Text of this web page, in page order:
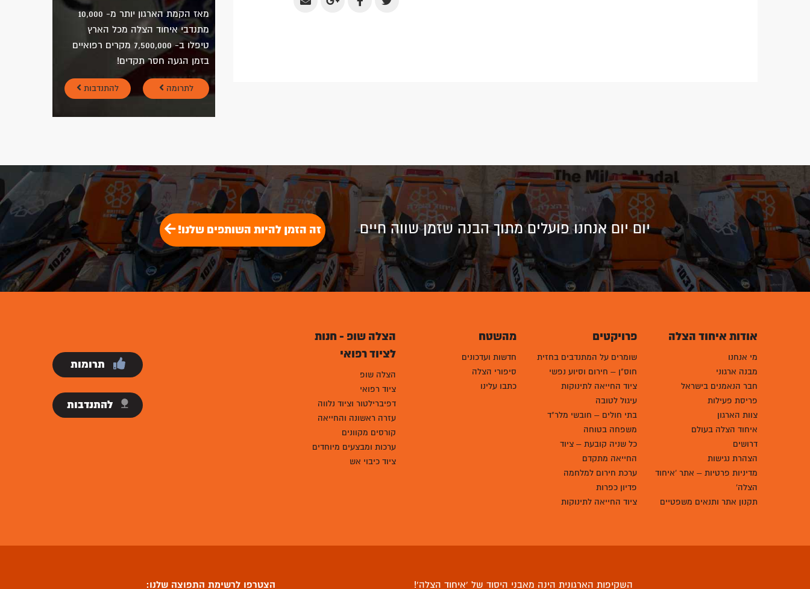
Share
Share
Share
Share
מאז הקמת הארגון יותר מ- 10,000
מתנדבי איחוד הצלה מכל הארץ
טיפלו ב- 7,500,000 מקרים רפואיים
בזמן הגעה חסר תקדים!
לתרומה להתנדבות
יום יום אנחנו פועלים מתוך הבנה שזמן שווה חיים זה הזמן להיות השותפים שלנו!
אודות איחוד הצלה
מי אנחנו
מבנה ארגוני
חבר הנאמנים בישראל
פריסת פעילות
צוות הארגון
איחוד הצלה בעולם
דרושים
הצהרת נגישות
מדיניות פרטיות – אתר 'איחוד
הצלה'
תקנון אתר ותנאים משפטיים
פרויקטים
שומרים על המתנדבים בחזית
חוס"ן – חירום וסיוע נפשי
ציוד החייאה לתינוקות
עיגול לטובה
בתי חולים – חובשי מלר"ד
משפחה בטוחה
כל שניה קובעת – ציוד
החייאה מתקדם
ערכת חירום למלחמה
פדיון כפרות
ציוד החייאה לתינוקות
מהשטח
חדשות ועדכונים
סיפורי הצלה
כתבו עלינו
הצלה שופ - חנות
לציוד רפואי
הצלה שופ
ציוד רפואי
דפיברילטור וציוד נלווה
עזרה ראשונה והחייאה
קורסים מקוונים
ערכות ומבצעים מיוחדים
ציוד כיבוי אש
תרומות
להתנדבות
השקיפות הארגונית הינה מאבני היסוד של ‘איחוד הצלה’! הצטרפו לרשימת התפוצה שלנו: